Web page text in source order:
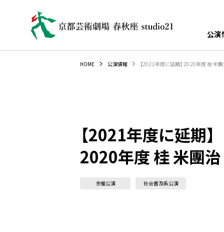
公演
HOME 公演情報 【2021年度に延期】 2020年度 桂 米
【2021年度に延期】
2020年度 桂 米團
主催公演 社会普及系公演